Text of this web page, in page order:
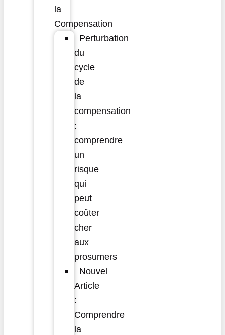
la
Compensation
Perturbation
du
cycle
de
la
compensation
:
comprendre
un
risque
qui
peut
coûter
cher
aux
prosumers
Nouvel
Article
:
Comprendre
la